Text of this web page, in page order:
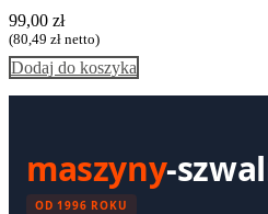
99,00 zł
(80,49 zł netto)
Dodaj do koszyka
maszyny-
OD 1996 ROKU